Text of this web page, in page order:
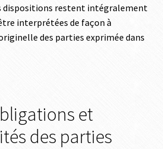
dispositions restent intégralement
interprétées de façon à
des parties exprimée dans
et
des parties